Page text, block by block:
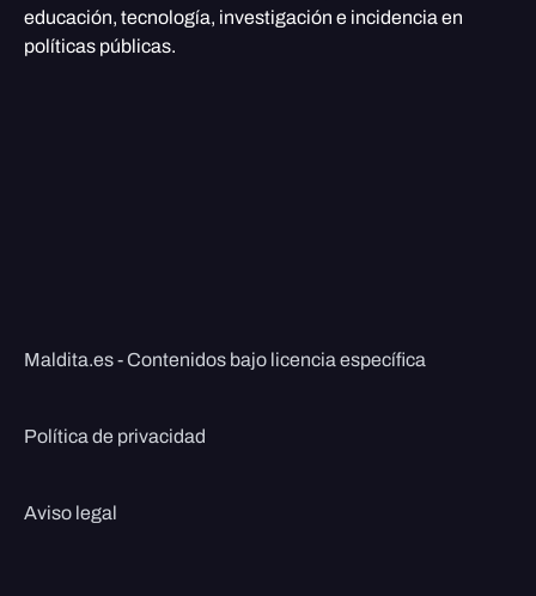
educación, tecnología, investigación e incidencia en
políticas públicas.
Maldita.es - Contenidos bajo licencia específica
Política de privacidad
Aviso legal